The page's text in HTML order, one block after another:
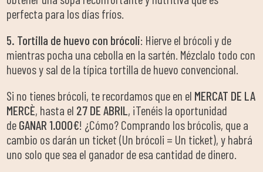
perfecta para los días fríos.
5. Tortilla de huevo con brócoli: Hierve el brócoli y de
mientras pocha una cebolla en la sartén. Mézclalo todo con
huevos y sal de la típica tortilla de huevo convencional.
Si no tienes brócoli, te recordamos que en el MERCAT DE LA
MERCÈ, hasta el 27 DE ABRIL , ¡Tenéis la oportunidad
de GANAR 1.000€! ¿Cómo? Comprando los brócolis, que a
cambio os darán un ticket (Un brócoli = Un ticket), y habrá
uno solo que sea el ganador de esa cantidad de dinero.